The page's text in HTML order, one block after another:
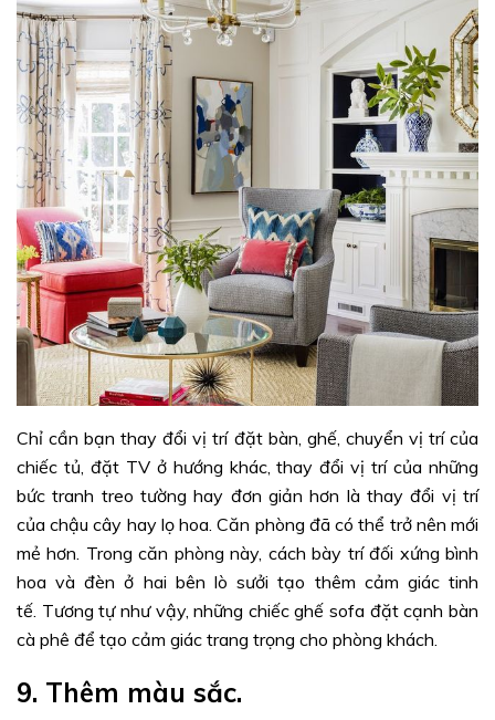
Chỉ cần bạn thay đổi vị trí đặt bàn, ghế, chuyển vị trí của
chiếc tủ, đặt TV ở hướng khác, thay đổi vị trí của những
bức tranh treo tường hay đơn giản hơn là thay đổi vị trí
của chậu cây hay lọ hoa. Căn phòng đã có thể trở nên mới
mẻ hơn. Trong căn phòng này, cách bày trí đối xứng bình
hoa và đèn ở hai bên lò sưởi tạo thêm cảm giác tinh
tế. Tương tự như vậy, những chiếc ghế sofa đặt cạnh bàn
cà phê để tạo cảm giác trang trọng cho phòng khách.
9. Thêm màu sắc.